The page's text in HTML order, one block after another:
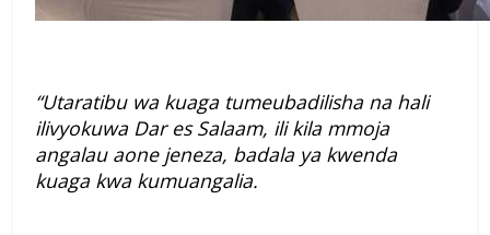
“Utaratibu wa kuaga tumeubadilisha na hali
ilivyokuwa Dar es Salaam, ili kila mmoja
angalau aone jeneza, badala ya kwenda
kuaga kwa kumuangalia.